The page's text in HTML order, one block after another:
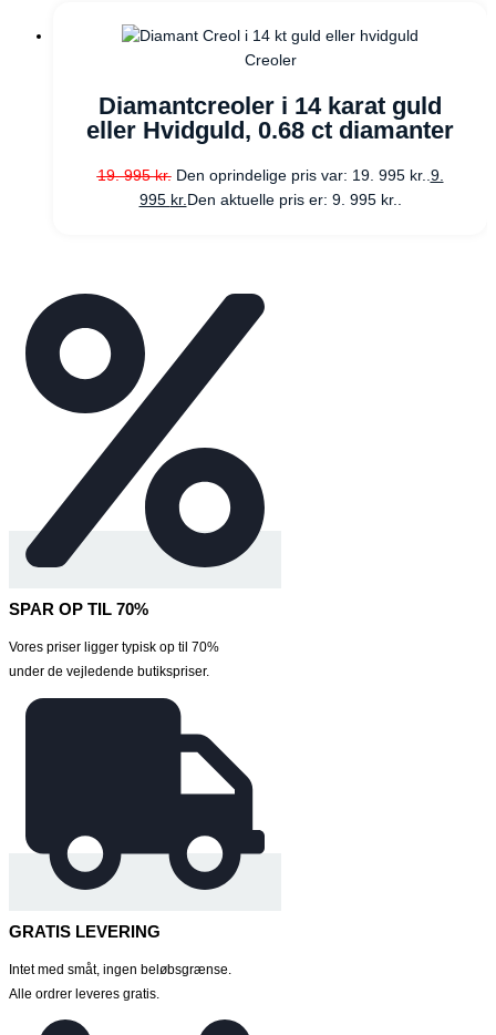
Creoler
Diamantcreoler i 14 karat guld
eller Hvidguld, 0.68 ct diamanter
19. 995kr. Den oprindelige pris var: 19. 995 kr.. 9.
995 kr. Den aktuelle pris er: 9. 995 kr..
SPAR OP TIL 70%
Vores priser ligger typisk op til 70%
under de vejledende butikspriser.
GRATIS LEVERING
Intet med småt, ingen beløbsgrænse.
Alle ordrer leveres gratis.